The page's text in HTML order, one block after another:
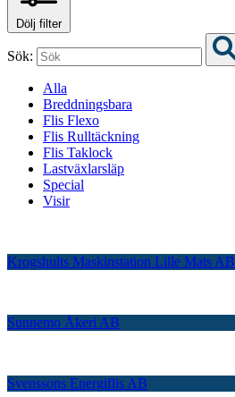
Dölj filter
Sök:
Alla
Breddningsbara
Flis Flexo
Flis Rulltäckning
Flis Taklock
Lastväxlarsläp
Special
Visir
Krogshults Maskinstation Lille Mats AB
Sunnemo Åkeri AB
Svenssons Energiflis AB